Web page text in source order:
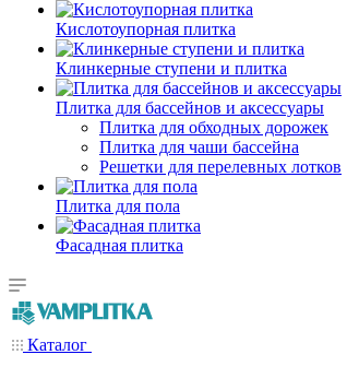
Кислотоупорная плитка
Клинкерные ступени и плитка
Плитка для бассейнов и аксессуары
Плитка для обходных дорожек
Плитка для чаши бассейна
Решетки для перелевных лотков
Плитка для пола
Фасадная плитка
Каталог